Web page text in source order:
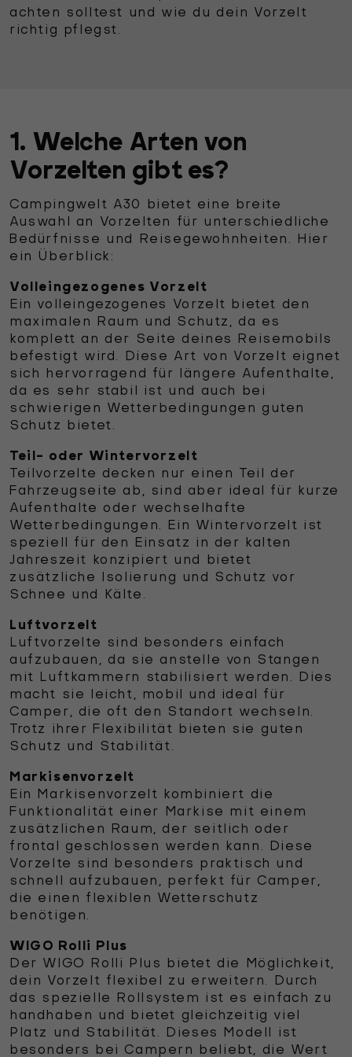
achten solltest und wie du dein Vorzelt
richtig pflegst.
1. Welche Arten von
Vorzelten gibt es?
Campingwelt A30 bietet eine breite
Auswahl an Vorzelten für unterschiedliche
Bedürfnisse und Reisegewohnheiten. Hier
ein Überblick:
Volleingezogenes Vorzelt
Ein volleingezogenes Vorzelt bietet den
maximalen Raum und Schutz, da es
komplett an der Seite deines Reisemobils
befestigt wird. Diese Art von Vorzelt eignet
sich hervorragend für längere Aufenthalte,
da es sehr stabil ist und auch bei
schwierigen Wetterbedingungen guten
Schutz bietet.
Teil- oder Wintervorzelt
Teilvorzelte decken nur einen Teil der
Fahrzeugseite ab, sind aber ideal für kurze
Aufenthalte oder wechselhafte
Wetterbedingungen. Ein Wintervorzelt ist
speziell für den Einsatz in der kalten
Jahreszeit konzipiert und bietet
zusätzliche Isolierung und Schutz vor
Schnee und Kälte.
Luftvorzelt
Luftvorzelte sind besonders einfach
aufzubauen, da sie anstelle von Stangen
mit Luftkammern stabilisiert werden. Dies
macht sie leicht, mobil und ideal für
Camper, die oft den Standort wechseln.
Trotz ihrer Flexibilität bieten sie guten
Schutz und Stabilität.
Markisenvorzelt
Ein Markisenvorzelt kombiniert die
Funktionalität einer Markise mit einem
zusätzlichen Raum, der seitlich oder
frontal geschlossen werden kann. Diese
Vorzelte sind besonders praktisch und
schnell aufzubauen, perfekt für Camper,
die einen flexiblen Wetterschutz
benötigen.
WIGO Rolli Plus
Der WIGO Rolli Plus bietet die Möglichkeit,
dein Vorzelt flexibel zu erweitern. Durch
das spezielle Rollsystem ist es einfach zu
handhaben und bietet gleichzeitig viel
Platz und Stabilität. Dieses Modell ist
besonders bei Campern beliebt, die Wert